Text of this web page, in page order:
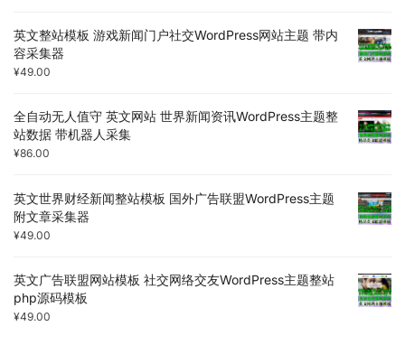
英文整站模板 游戏新闻门户社交WordPress网站主题 带内
容采集器
¥49.00
全自动无人值守 英文网站 世界新闻资讯WordPress主题整
站数据 带机器人采集
¥86.00
英文世界财经新闻整站模板 国外广告联盟WordPress主题
附文章采集器
¥49.00
英文广告联盟网站模板 社交网络交友WordPress主题整站
php源码模板
¥49.00